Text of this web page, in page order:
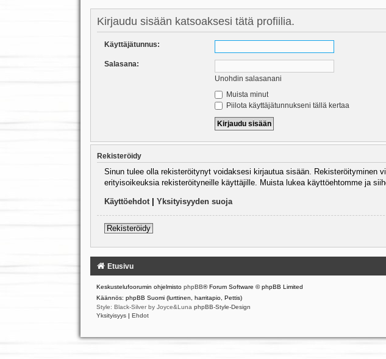
Kirjaudu sisään katsoaksesi tätä profiilia.
Käyttäjätunnus:
Salasana:
Unohdin salasanani
Muista minut
Piilota käyttäjätunnukseni tällä kertaa
Rekisteröidy
Sinun tulee olla rekisteröitynyt voidaksesi kirjautua sisään. Rekisteröityminen
erityisoikeuksia rekisteröityneille käyttäjille. Muista lukea käyttöehtomme ja
Käyttöehdot| Yksityisyyden suoja
Rekisteröidy
Etusivu
Keskustelufoorumin ohjelmisto phpBB® Forum Software © phpBB Limited
Käännös: phpBB Suomi (lurttinen, harritapio, Pettis)
Style: Black-Silver by Joyce&Luna phpBB-Style-Design
Yksityisyys | Ehdot